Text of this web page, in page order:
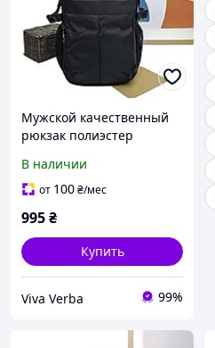
Мужской качественный
рюкзак полиэстер
Gorangd (Китай)
В наличии
от 100₴/мес
995₴
Купить
Viva Verba 99%